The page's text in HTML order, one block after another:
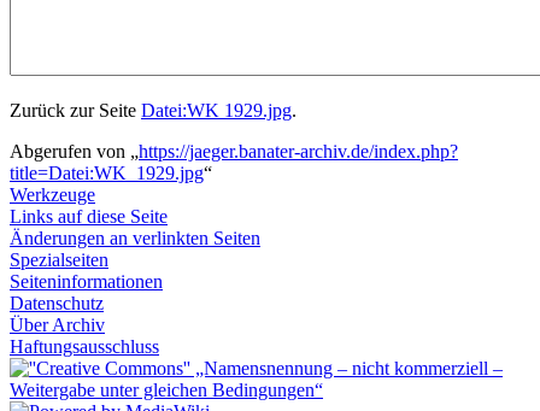
Zurück zur Seite Datei:WK 1929.jpg.
Abgerufen von „https://jaeger.banater-archiv.de/index.php?
title=Datei:WK_1929.jpg“
Werkzeuge
Links auf diese Seite
Änderungen an verlinkten Seiten
Spezialseiten
Seiten­­informationen
Datenschutz
Über Archiv
Haftungsausschluss